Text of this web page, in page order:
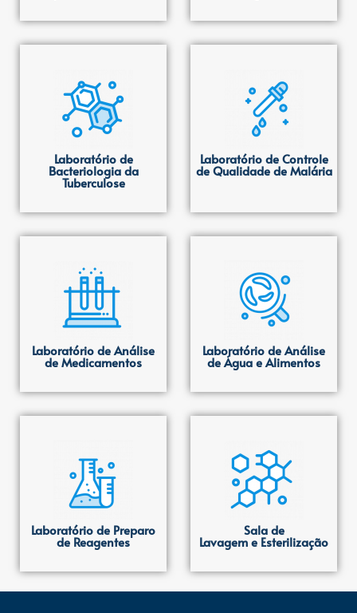
Laboratório de
Bacteriologia da
Tuberculose
Laboratório de Controle
de Qualidade de Malária
Laboratório de Análise
de Medicamentos
Laboratório de Análise
de Água e Alimentos
Laboratório de Preparo
de Reagentes
Sala de
Lavagem e Esterilização